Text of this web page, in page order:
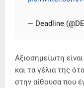
— Deadline
Αξιοσημείωτη
και τα γέλια της
στην αίθουσα που